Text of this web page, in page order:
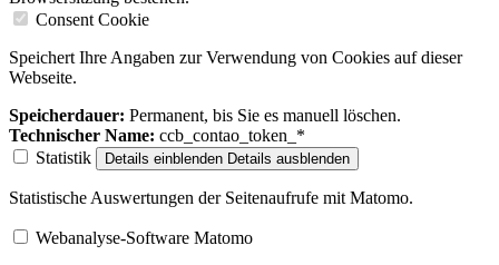
Consent Cookie
Speichert Ihre Angaben zur Verwendung von Cookies auf dieser
Webseite.
Speicherdauer: Permanent, bis Sie es manuell löschen.
Technischer Name: ccb_contao_token_*
Statistik
Details einblenden Details ausblenden
Statistische Auswertungen der Seitenaufrufe mit Matomo.
Webanalyse-Software Matomo